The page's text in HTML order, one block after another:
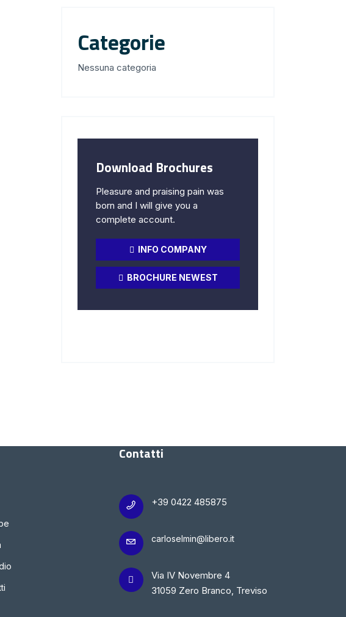
Categorie
Nessuna categoria
Download Brochures
Pleasure and praising pain was
born and I will give you a
complete account.
INFO COMPANY
BROCHURE NEWEST
Contatti
+39 0422 485875
carloselmin@libero.it
Via IV Novembre 4
31059 Zero Branco, Treviso